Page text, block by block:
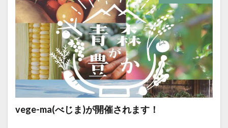
vege-ma(べじま)が開催されます！